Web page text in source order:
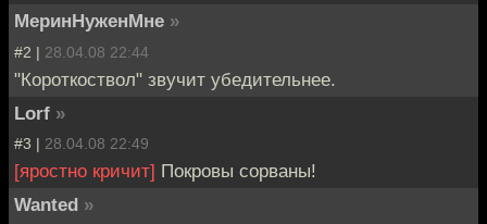
МеринНуженМне »
#2 | 28.04.08 22:44
"Короткоствол" звучит убедительнее.
Lorf »
#3 | 28.04.08 22:49
[яростно кричит] Покровы сорваны!
Wanted »